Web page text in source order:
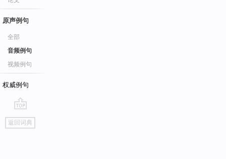
原声例句
全部
音频例句
视频例句
权威例句
go
top
返回词典